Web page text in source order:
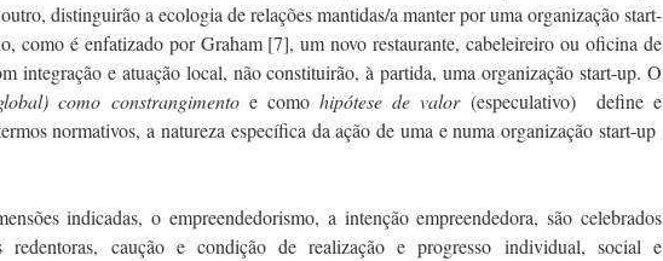
distinguirão a ecologia de relações mantidas/a manter por uma organização start-
como é enfatizado por Graham [7], um novo restaurante, cabeleireiro ou oficina de
integração e atuação local, não constituirão, à partida, uma organização start-up. O
como constrangimentoe como hipótese de valor(especulativo) define e
normativos, a natureza específica da ação de uma e numa organização start-up
indicadas, o empreendedorismo, a intenção empreendedora, são celebrados
redentoras, caução e condição de realização e progresso individual, social e